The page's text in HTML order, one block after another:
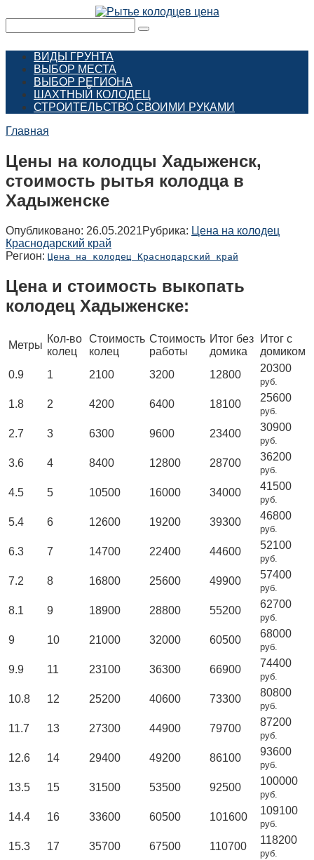
контенту
ВИДЫ ГРУНТА
ВЫБОР МЕСТА
ВЫБОР РЕГИОНА
ШАХТНЫЙ КОЛОДЕЦ
СТРОИТЕЛЬСТВО СВОИМИ РУКАМИ
Главная
Цены на колодцы Хадыженск,
стоимость рытья колодца в
Хадыженске
Опубликовано: 26.05.2021Рубрика: Цена на колодец
Краснодарский край
Регион: Цена на колодец Краснодарский край
Цена и стоимость выкопать
колодец Хадыженске:
Метры
Кол-во
колец
Стоимость
колец
Стоимость
работы
Итог без
домика
Итог с
домиком
0.9
1 2100 3200 12800
20300
руб.
1.8 2 4200 6400 18100
25600
руб.
2.7 3 6300 9600 23400
30900
руб.
3.6 4 8400 12800 28700
36200
руб.
4.5 5 10500 16000 34000
41500
руб.
5.4 6 12600 19200 39300
46800
руб.
6.3 7 14700 22400 44600
52100
руб.
7.2 8 16800 25600 49900
57400
руб.
8.1 9 18900 28800 55200
62700
руб.
9 10 21000 32000 60500
68000
руб.
9.9 11 23100 36300 66900
74400
руб.
10.8 12 25200 40600 73300
80800
руб.
11.7 13 27300 44900 79700
87200
руб.
12.6 14 29400 49200 86100
93600
руб.
13.5 15 31500 53500 92500
100000
руб.
14.4 16 33600 60500 101600
109100
руб.
15.3 17 35700 67500 110700
118200
руб.